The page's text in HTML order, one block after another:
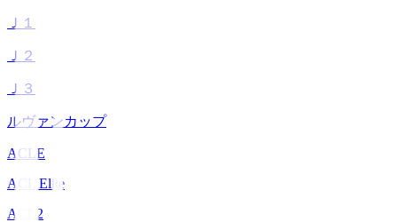
Ｊ１
Ｊ２
Ｊ３
ルヴァンカップ
ACLE
ACL Elite
ACL2